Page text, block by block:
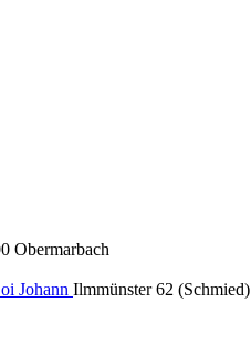
Obermarbach
Johann Ilmmünster 62 (Schmied)